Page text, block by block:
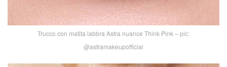
Trucco con matita labbra Astra nuance Think Pink – pic:
@astramakeupofficial